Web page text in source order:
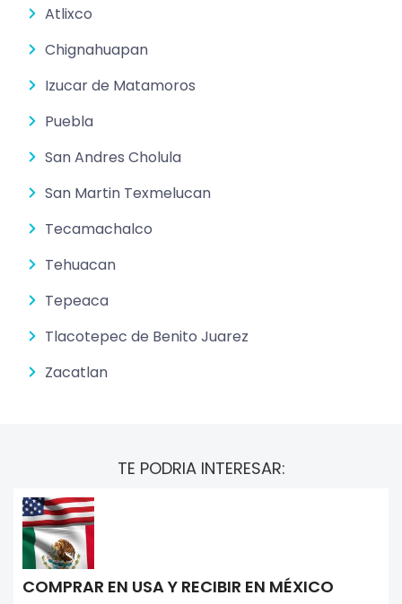
Atlixco
Chignahuapan
Izucar de Matamoros
Puebla
San Andres Cholula
San Martin Texmelucan
Tecamachalco
Tehuacan
Tepeaca
Tlacotepec de Benito Juarez
Zacatlan
TE PODRIA INTERESAR:
COMPRAR EN USA Y RECIBIR EN MÉXICO